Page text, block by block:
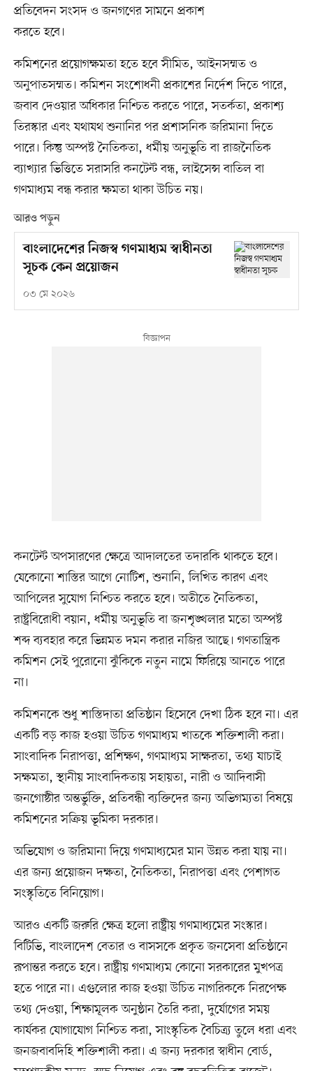
প্রতিবেদন সংসদ ও জনগণের সামনে প্রকাশ
করতে হবে।
কমিশনের প্রয়োগক্ষমতা হতে হবে সীমিত, আইনসম্মত ও
অনুপাতসম্মত। কমিশন সংশোধনী প্রকাশের নির্দেশ দিতে পারে,
জবাব দেওয়ার অধিকার নিশ্চিত করতে পারে, সতর্কতা, প্রকাশ্য
তিরস্কার এবং যথাযথ শুনানির পর প্রশাসনিক জরিমানা দিতে
পারে। কিন্তু অস্পষ্ট নৈতিকতা, ধর্মীয় অনুভূতি বা রাজনৈতিক
ব্যাখ্যার ভিত্তিতে সরাসরি কনটেন্ট বন্ধ, লাইসেন্স বাতিল বা
গণমাধ্যম বন্ধ করার ক্ষমতা থাকা উচিত নয়।
আরও পড়ুন
বাংলাদেশের নিজস্ব গণমাধ্যম স্বাধীনতা
সূচক কেন প্রয়োজন
০৩ মে ২০২৬
কনটেন্ট অপসারণের ক্ষেত্রে আদালতের তদারকি থাকতে হবে।
যেকোনো শাস্তির আগে নোটিশ, শুনানি, লিখিত কারণ এবং
আপিলের সুযোগ নিশ্চিত করতে হবে। অতীতে নৈতিকতা,
রাষ্ট্রবিরোধী বয়ান, ধর্মীয় অনুভূতি বা জনশৃঙ্খলার মতো অস্পষ্ট
শব্দ ব্যবহার করে ভিন্নমত দমন করার নজির আছে। গণতান্ত্রিক
কমিশন সেই পুরোনো ঝুঁকিকে নতুন নামে ফিরিয়ে আনতে পারে
না।
কমিশনকে শুধু শাস্তিদাতা প্রতিষ্ঠান হিসেবে দেখা ঠিক হবে না। এর
একটি বড় কাজ হওয়া উচিত গণমাধ্যম খাতকে শক্তিশালী করা।
সাংবাদিক নিরাপত্তা, প্রশিক্ষণ, গণমাধ্যম সাক্ষরতা, তথ্য যাচাই
সক্ষমতা, স্থানীয় সাংবাদিকতায় সহায়তা, নারী ও আদিবাসী
জনগোষ্ঠীর অন্তর্ভুক্তি, প্রতিবন্ধী ব্যক্তিদের জন্য অভিগম্যতা বিষয়ে
কমিশনের সক্রিয় ভূমিকা দরকার।
অভিযোগ ও জরিমানা দিয়ে গণমাধ্যমের মান উন্নত করা যায় না।
এর জন্য প্রয়োজন দক্ষতা, নৈতিকতা, নিরাপত্তা এবং পেশাগত
সংস্কৃতিতে বিনিয়োগ।
আরও একটি জরুরি ক্ষেত্র হলো রাষ্ট্রীয় গণমাধ্যমের সংস্কার।
বিটিভি, বাংলাদেশ বেতার ও বাসসকে প্রকৃত জনসেবা প্রতিষ্ঠানে
রূপান্তর করতে হবে। রাষ্ট্রীয় গণমাধ্যম কোনো সরকারের মুখপত্র
হতে পারে না। এগুলোর কাজ হওয়া উচিত নাগরিককে নিরপেক্ষ
তথ্য দেওয়া, শিক্ষামূলক অনুষ্ঠান তৈরি করা, দুর্যোগের সময়
কার্যকর যোগাযোগ নিশ্চিত করা, সাংস্কৃতিক বৈচিত্র্য তুলে ধরা এবং
জনজবাবদিহি শক্তিশালী করা। এ জন্য দরকার স্বাধীন বোর্ড,